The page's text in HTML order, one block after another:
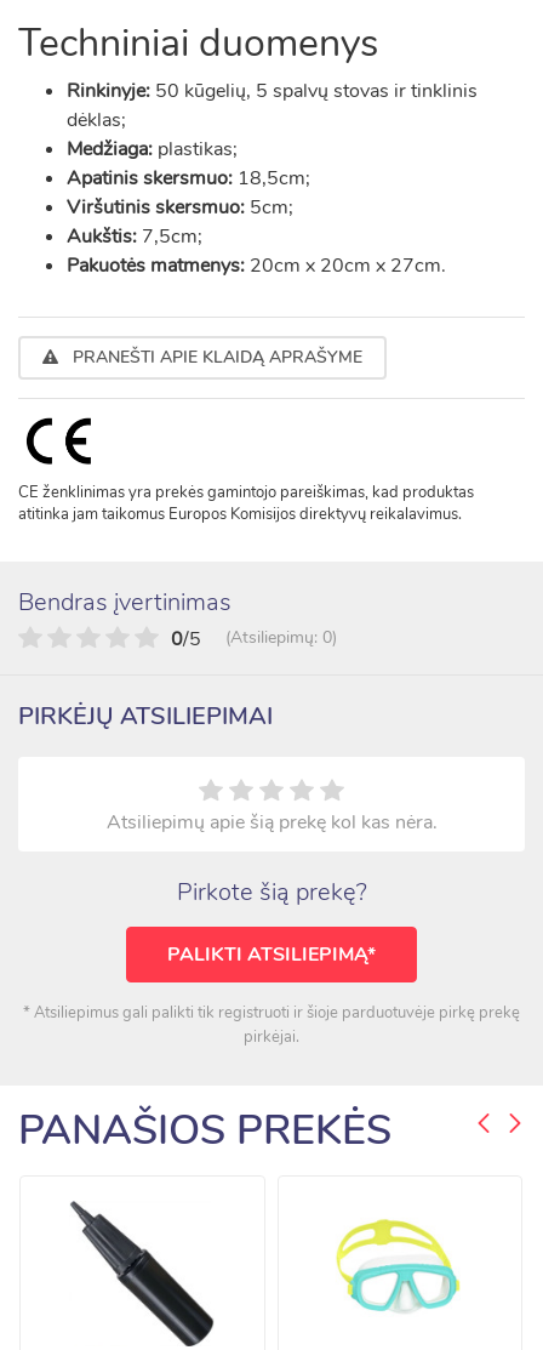
Techniniai duomenys
Rinkinyje: 50 kūgelių, 5 spalvų stovas ir tinklinis
dėklas;
Medžiaga: plastikas;
Apatinis skersmuo: 18,5cm;
Viršutinis skersmuo: 5cm;
Aukštis: 7,5cm;
Pakuotės matmenys: 20cm x 20cm x 27cm.
PRANEŠTI APIE KLAIDĄ APRAŠYME
CE ženklinimas yra prekės gamintojo pareiškimas, kad produktas
atitinka jam taikomus Europos Komisijos direktyvų reikalavimus.
Bendras įvertinimas
0/5 (Atsiliepimų: 0)
PIRKĖJŲ ATSILIEPIMAI
Atsiliepimų apie šią prekę kol kas nėra.
Pirkote šią prekę?
PALIKTI ATSILIEPIMĄ*
* Atsiliepimus gali palikti tik registruoti ir šioje parduotuvėje pirkę prekę
pirkėjai.
PANAŠIOS PREKĖS